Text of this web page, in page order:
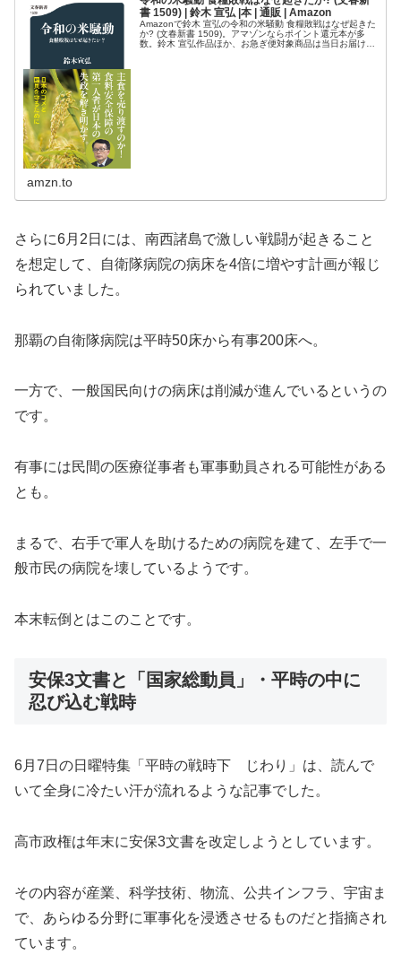
書 1509) | 鈴木 宣弘 |本 | 通販 | Amazon
Amazonで鈴木 宣弘の令和の米騒動 食糧敗戦はなぜ起きた
か? (文春新書 1509)。アマゾンならポイント還元本が多
数。鈴木 宣弘作品ほか、お急ぎ便対象商品は当日お届けも
amzn.to
さらに6月2日には、南西諸島で激しい戦闘が起きること
を想定して、自衛隊病院の病床を4倍に増やす計画が報じ
られていました。
那覇の自衛隊病院は平時50床から有事200床へ。
一方で、一般国民向けの病床は削減が進んでいるというの
です。
有事には民間の医療従事者も軍事動員される可能性がある
とも。
まるで、右手で軍人を助けるための病院を建て、左手で一
般市民の病院を壊しているようです。
本末転倒とはこのことです。
安保3文書と「国家総動員」・平時の中に
忍び込む戦時
6月7日の日曜特集「平時の戦時下 じわり」は、読んで
いて全身に冷たい汗が流れるような記事でした。
高市政権は年末に安保3文書を改定しようとしています。
その内容が産業、科学技術、物流、公共インフラ、宇宙ま
で、あらゆる分野に軍事化を浸透させるものだと指摘され
ています。